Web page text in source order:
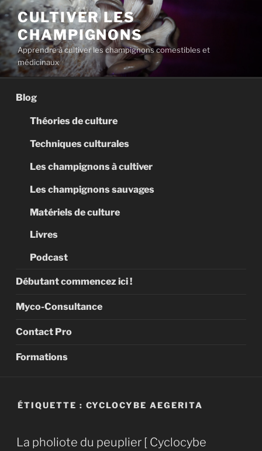
Aller
au
contenu
principal
CULTIVER LES
CHAMPIGNONS
Apprendre à cultiver les champignons comestibles et
médicinaux
Blog
Théories de culture
Techniques culturales
Les champignons à cultiver
Les champignons sauvages
Matériels de culture
Livres
Podcast
Débutant commencez ici !
Myco-Consultance
Contact Pro
Formations
ÉTIQUETTE : CYCLOCYBE AEGERITA
La pholiote du peuplier [ Cyclocybe